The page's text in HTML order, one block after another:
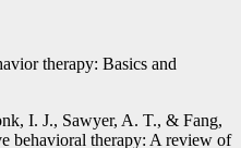
therapy: Basics and
I. J., Sawyer, A. T., & Fang,
behavioral therapy: A review of